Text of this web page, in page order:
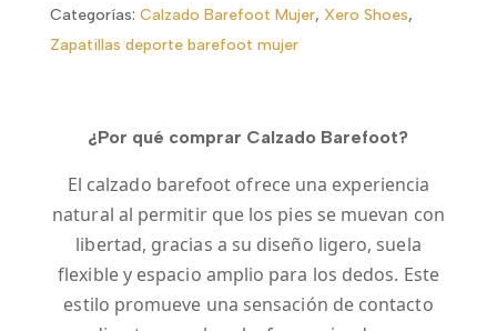
Categorías: Calzado Barefoot Mujer, Xero Shoes,
Zapatillas deporte barefoot mujer
¿Por qué comprar Calzado Barefoot?
El calzado barefoot ofrece una experiencia
natural al permitir que los pies se muevan con
libertad, gracias a su diseño ligero, suela
flexible y espacio amplio para los dedos. Este
estilo promueve una sensación de contacto